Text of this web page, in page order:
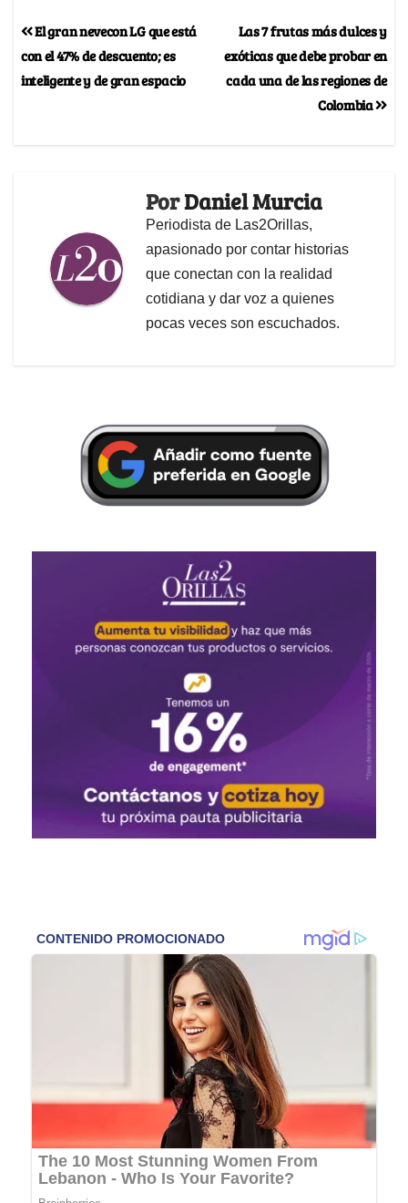
Las 7 frutas más dulces y
exóticas que debe probar en
cada una de las regiones de
Colombia
El gran nevecon LG que está
con el 47% de descuento; es
inteligente y de gran espacio
PorDaniel Murcia
Periodista de Las2Orillas,
apasionado por contar historias
que conectan con la realidad
cotidiana y dar voz a quienes
pocas veces son escuchados.